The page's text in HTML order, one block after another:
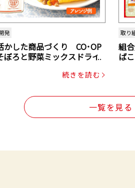
発
かした商品づくり CO･OP
ぼろと野菜ミックスドライ
続きを読む
取り
組
ば
一覧を見る